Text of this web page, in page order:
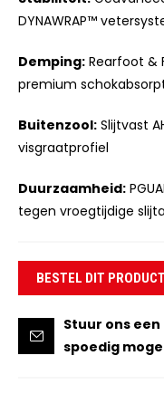
DYNAWRAP™
Demping: Rearfoot &
premium
Buitenzool: Slijtvast
visgraatprofiel
Duurzaamheid:
tegen vroegtijdige
BESTEL DIT PRODUCT
Stuur ons
spoedig